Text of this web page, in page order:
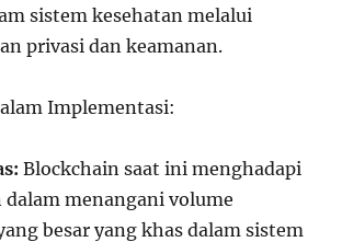
sistem kesehatan melalui
privasi dan keamanan.
Implementasi:
Blockchain saat ini menghadapi
menangani volume
besar yang khas dalam sistem